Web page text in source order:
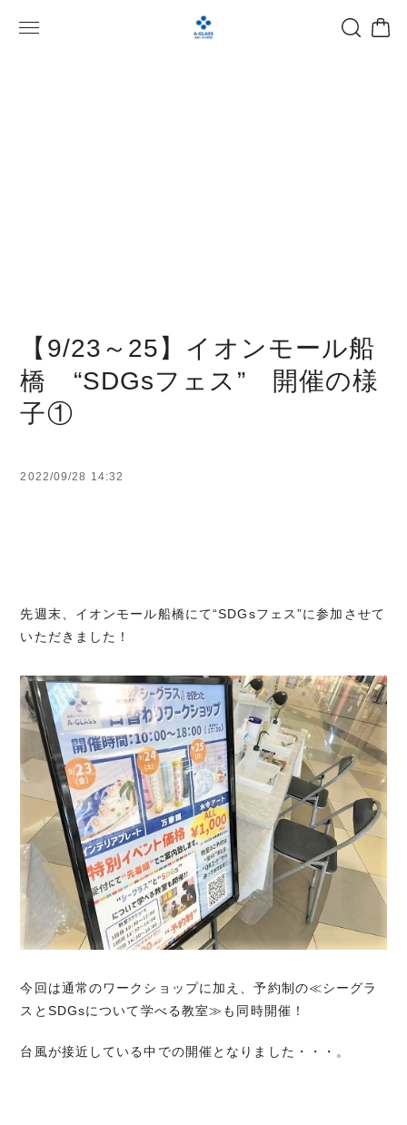
【9/23～25】イオンモール船
橋 “SDGsフェス” 開催の様
子①
2022/09/28 14:32
先週末、イオンモール船橋にて“SDGsフェス”に参加させて
いただきました！
今回は通常のワークショップに加え、予約制の≪シーグラ
スとSDGsについて学べる教室≫も同時開催！
台風が接近している中での開催となりました・・・。